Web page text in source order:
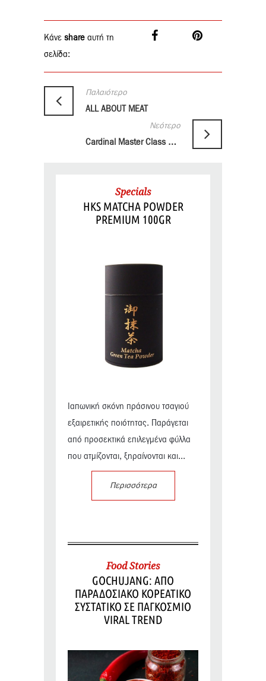
Κάνε share αυτή τη
σελίδα:
Παλαιότερο
ALL ABOUT MEAT
Νεότερο
Cardinal Master Class από τον Αντώνη Κουρκούτα
Specials
HKS MATCHA POWDER
PREMIUM 100GR
Ιαπωνική σκόνη πράσινου τσαγιού
εξαιρετικής ποιότητας. Παράγεται
από προσεκτικά επιλεγμένα φύλλα
που ατμίζονται, ξηραίνονται και...
Περισσότερα
Food Stories
GOCHUJANG: ΑΠΟ
ΠΑΡΑΔΟΣΙΑΚΟ ΚΟΡΕΑΤΙΚΟ
ΣΥΣΤΑΤΙΚΟ ΣΕ ΠΑΓΚΟΣΜΙΟ
VIRAL TREND